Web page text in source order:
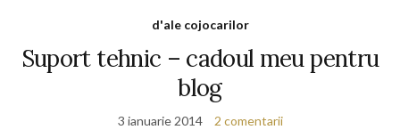
d'ale cojocarilor
Suport tehnic – cadoul meu pentru
blog
3 ianuarie 2014 2 comentarii